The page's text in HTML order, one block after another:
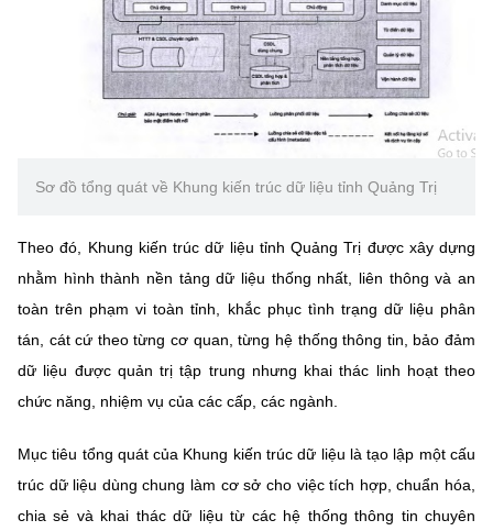
Chọn ngôn ngữ
Vietnamese English
MINISTRY OF SCIENCE AND TECHNOLOGY
Giám đốc Trung tâm Truyền thông Khoa học và Công nghệ.
Liên hệ
Địa chỉ: Ban Biên tập Cổng TTĐT - 18 Nguyễn Du, TP. Hà Nội
Email:stc@mst.gov.vn
(Ghi rõ nguồn "https://mst.gov.vn" khi phát hành lại thông tin từ
website này)
Sơ đồ tổng quát về Khung kiến trúc dữ liệu tỉnh Quảng Trị
Theo đó, Khung kiến trúc dữ liệu tỉnh Quảng Trị được xây dựng
nhằm hình thành nền tảng dữ liệu thống nhất, liên thông và an
toàn trên phạm vi toàn tỉnh, khắc phục tình trạng dữ liệu phân
tán, cát cứ theo từng cơ quan, từng hệ thống thông tin, bảo đảm
dữ liệu được quản trị tập trung nhưng khai thác linh hoạt theo
chức năng, nhiệm vụ của các cấp, các ngành.
Mục tiêu tổng quát của Khung kiến trúc dữ liệu là tạo lập một cấu
trúc dữ liệu dùng chung làm cơ sở cho việc tích hợp, chuẩn hóa,
chia sẻ và khai thác dữ liệu từ các hệ thống thông tin chuyên